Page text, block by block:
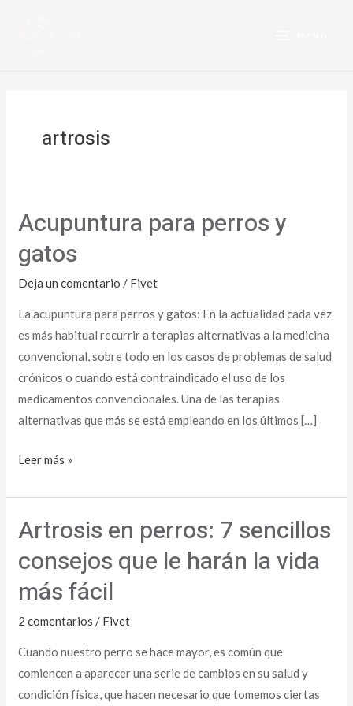
artrosis
Acupuntura para perros y
gatos
Deja un comentario / Fivet
La acupuntura para perros y gatos: En la actualidad cada vez
es más habitual recurrir a terapias alternativas a la medicina
convencional, sobre todo en los casos de problemas de salud
crónicos o cuando está contraindicado el uso de los
medicamentos convencionales. Una de las terapias
alternativas que más se está empleando en los últimos […]
Acupuntura
perros
y
Leer más »
Artrosis en perros: 7 sencillos
consejos que le harán la vida
más fácil
2 comentarios / Fivet
Cuando nuestro perro se hace mayor, es común que
comiencen a aparecer una serie de cambios en su salud y
condición física, que hacen necesario que tomemos ciertas
Artrosis
perros:
7
que
le
harán